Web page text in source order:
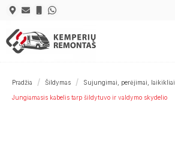
Pradžia Šildymas Sujungimai, perėjimai, laikikliai
Jungiamasis kabelis tarp šildytuvo ir valdymo skydelio